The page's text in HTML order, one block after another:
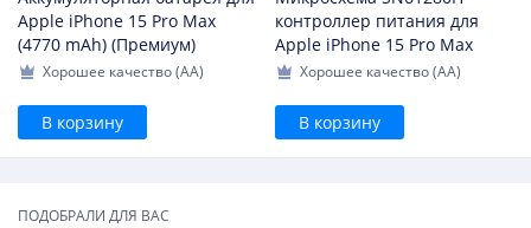
Apple iPhone 15 Pro Max
(4770 mAh) (Премиум)
Хорошее качество (AA)
В корзину
контроллер питания для
Apple iPhone 15 Pro Max
Хорошее качество (AA)
В корзину
ПОДОБРАЛИ ДЛЯ ВАС